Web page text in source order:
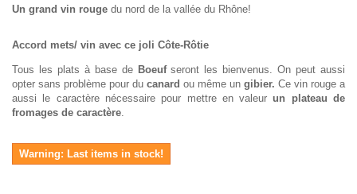
Un grand vin rouge du nord de la vallée du Rhône!
Accord mets/ vin avec ce joli Côte-Rôtie
Tous les plats à base de Boeufseront les bienvenus. On peut aussi
opter sans problème pour du canard ou même un gibier. Ce vin rouge a
aussi le caractère nécessaire pour mettre en valeurun plateau de
fromages de caractère
Warning: Last items in stock!